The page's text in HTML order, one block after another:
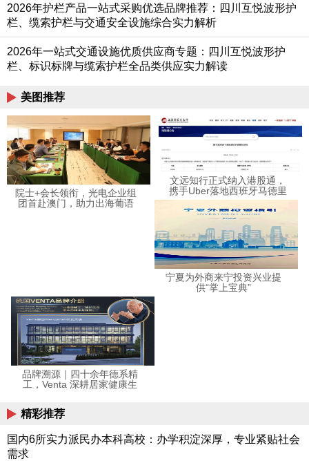
2026年护栏产品一站式采购优选品牌推荐：四川互悦波形护
栏、缆索护栏与交通安全设施综合实力解析
2026年一站式交通设施优质供应商专题：四川互悦波形护
栏、标识标牌与缆索护栏全品类供应实力解读
美图推荐
院士+会长领衔，光电企业组
团首赴澳门，助力出海葡语
文远知行正式纳入港股通，
携手Uber落地西班牙马德里
Robotaxi
宁夏为外商来宁投资兴业提
供“掌上宝典”
品牌溯源｜四十余年德系精
工，Venta 深耕居家健康生
精彩推荐
国内6所实力派民办本科高校：办学积淀深厚，专业紧贴社会
需求